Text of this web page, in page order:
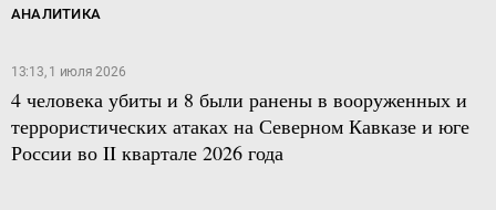
АНАЛИТИКА
13:13, 1 июля 2026
4 человека убиты и 8 были ранены в вооруженных и
террористических атаках на Северном Кавказе и юге
России во II квартале 2026 года